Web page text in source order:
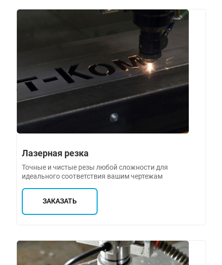
Лазерная резка
Точные и чистые резы любой сложности для
идеального соответствия вашим чертежам
ЗАКАЗАТЬ